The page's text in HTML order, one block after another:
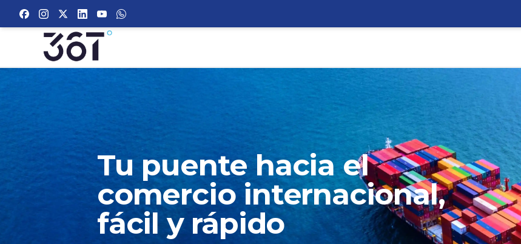
Your Company
Tu puente hacia el
comercio internacional,
fácil y rápido